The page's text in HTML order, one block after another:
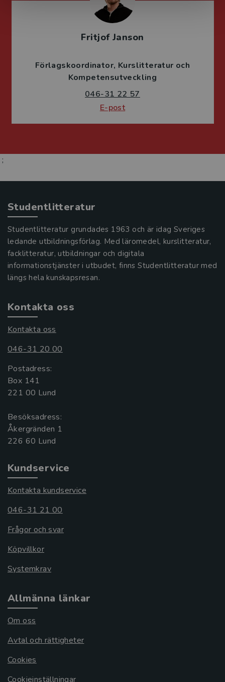
Fritjof Janson
Förlagskoordinator Kurslitteratur och
Kompetensutveckling
046-31 22 57
E-post
;
Studentlitteratur
Studentlitteratur grundades 1963 och är idag Sveriges
ledande utbildningsförlag. Med läromedel, kurslitteratur,
facklitteratur, utbildningar och digitala
informationstjänster i utbudet, finns Studentlitteratur med
längs hela kunskapsresan.
Kontakta oss
Kontakta oss
046-31 20 00
Postadress:
Box 141
221 00 Lund
Besöksadress:
Åkergränden 1
Kundservice
Kontakta kundservice
046-31 21 00
Frågor och svar
Köpvillkor
Systemkrav
Allmänna länkar
Om oss
Avtal och rättigheter
Cookies
Cookieinställningar